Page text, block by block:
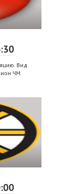
Вид
ЧМ